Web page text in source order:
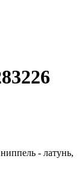
- латунь,